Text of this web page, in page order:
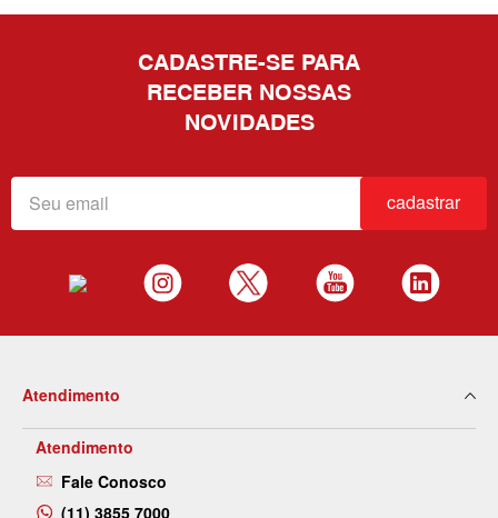
CADASTRE-SE PARA
RECEBER NOSSAS
NOVIDADES
cadastrar
Atendimento
Atendimento
Fale Conosco
(11) 3855 7000